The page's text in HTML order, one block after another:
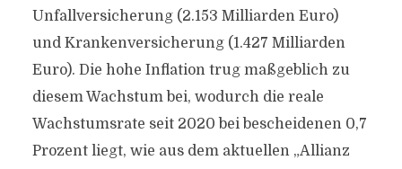
Unfallversicherung (2.153 Milliarden Euro)
und Krankenversicherung (1.427 Milliarden
Euro). Die hohe Inflation trug maßgeblich zu
diesem Wachstum bei, wodurch die reale
Wachstumsrate seit 2020 bei bescheidenen 0,7
Prozent liegt, wie aus dem aktuellen „Allianz